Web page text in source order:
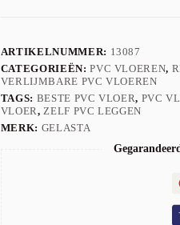
ARTIKELNUMMER: 13087
CATEGORIEËN:PVC VLOEREN,
VERLIJMBARE PVC VLOEREN
TAGS: BESTE PVC VLOER, PVC
VLOER,ZELF PVC LEGGEN
MERK: GELASTA